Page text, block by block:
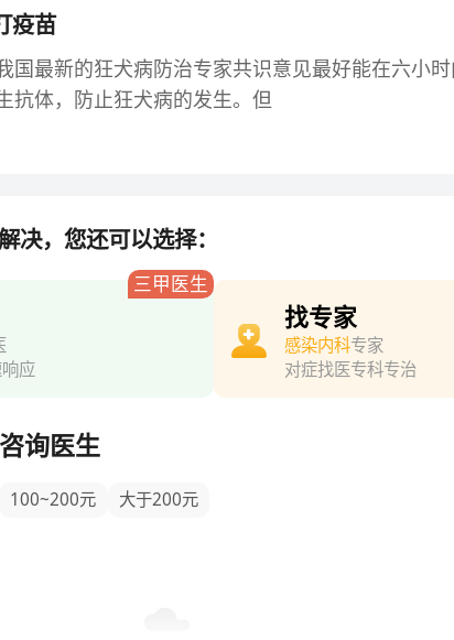
疫苗
国最新的狂犬病防治专家共识意见最好能在六小
抗体，防止狂犬病的发生。但
决，您还可以选择：
三甲医生
应
找专家
感染内科专家
对症找医专科专治
询医生
100~200元 大于200元